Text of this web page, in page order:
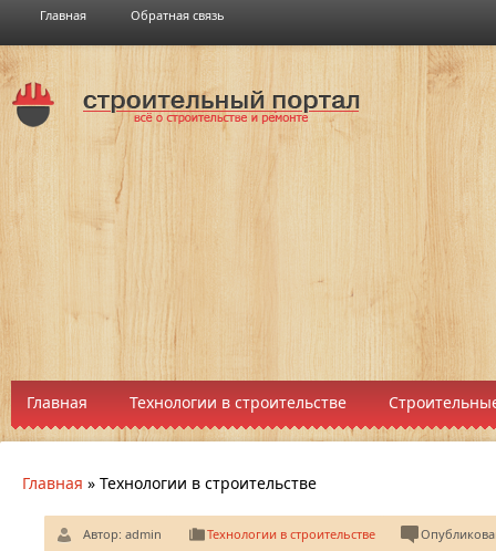
Главная Обратная связь
Главная Технологии в строительстве
Главная » Технологии в строительстве
Автор: admin Технологии в строительстве